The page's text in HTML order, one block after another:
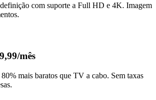
com suporte a Full HD e 4K. Imagem
mês
80% mais baratos que TV a cabo. Sem taxas